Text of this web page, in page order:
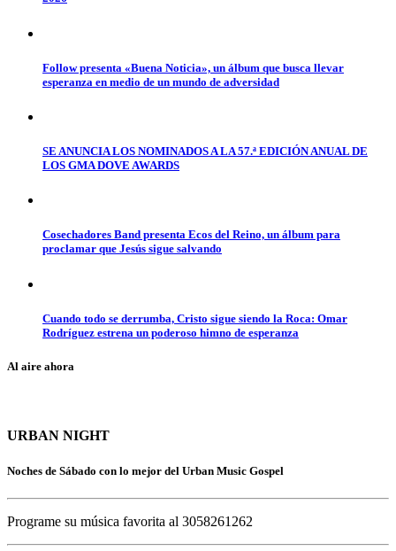
Follow presenta «Buena Noticia», un álbum que busca llevar
esperanza en medio de un mundo de adversidad
SE ANUNCIA LOS NOMINADOS A LA 57.ª EDICIÓN ANUAL DE
LOS GMA DOVE AWARDS
Cosechadores Band presenta Ecos del Reino, un álbum para
proclamar que Jesús sigue salvando
Cuando todo se derrumba, Cristo sigue siendo la Roca: Omar
Rodríguez estrena un poderoso himno de esperanza
Al aire ahora
URBAN NIGHT
Noches de Sábado con lo mejor del Urban Music Gospel
Programe su música favorita al 3058261262